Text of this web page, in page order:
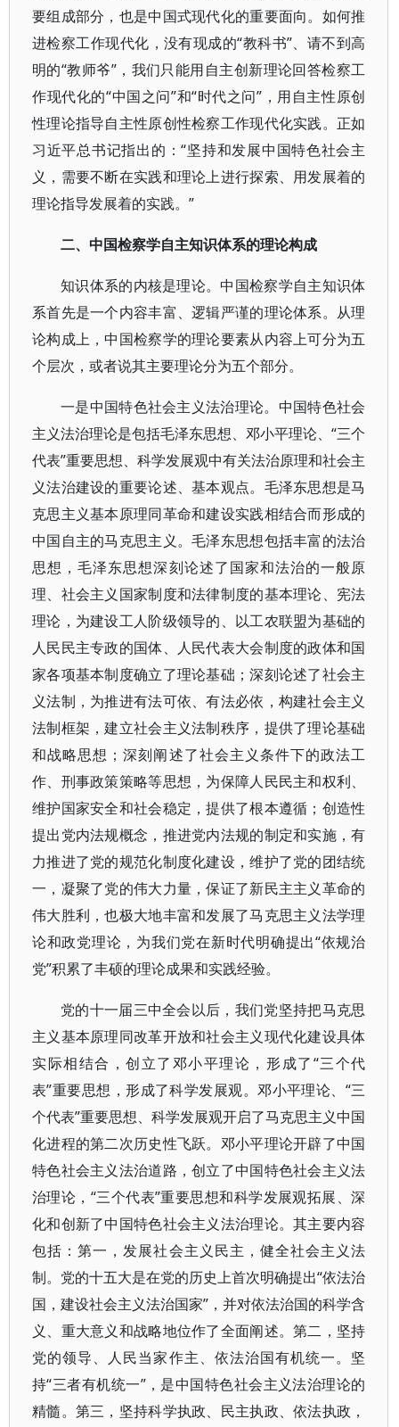
要组成部分，也是中国式现代化的重要面向。如何推
进检察工作现代化，没有现成的“教科书”、请不到高
明的“教师爷”，我们只能用自主创新理论回答检察工
作现代化的“中国之问”和“时代之问”，用自主性原创
性理论指导自主性原创性检察工作现代化实践。正如
习近平总书记指出的：“坚持和发展中国特色社会主
义，需要不断在实践和理论上进行探索、用发展着的
理论指导发展着的实践。”
二、中国检察学自主知识体系的理论构成
知识体系的内核是理论。中国检察学自主知识体
系首先是一个内容丰富、逻辑严谨的理论体系。从理
论构成上，中国检察学的理论要素从内容上可分为五
个层次，或者说其主要理论分为五个部分。
一是中国特色社会主义法治理论。中国特色社会
主义法治理论是包括毛泽东思想、邓小平理论、“三个
代表”重要思想、科学发展观中有关法治原理和社会主
义法治建设的重要论述、基本观点。毛泽东思想是马
克思主义基本原理同革命和建设实践相结合而形成的
中国自主的马克思主义。毛泽东思想包括丰富的法治
思想，毛泽东思想深刻论述了国家和法治的一般原
理、社会主义国家制度和法律制度的基本理论、宪法
理论，为建设工人阶级领导的、以工农联盟为基础的
人民民主专政的国体、人民代表大会制度的政体和国
家各项基本制度确立了理论基础；深刻论述了社会主
义法制，为推进有法可依、有法必依，构建社会主义
法制框架，建立社会主义法制秩序，提供了理论基础
和战略思想；深刻阐述了社会主义条件下的政法工
作、刑事政策策略等思想，为保障人民民主和权利、
维护国家安全和社会稳定，提供了根本遵循；创造性
提出党内法规概念，推进党内法规的制定和实施，有
力推进了党的规范化制度化建设，维护了党的团结统
一，凝聚了党的伟大力量，保证了新民主主义革命的
伟大胜利，也极大地丰富和发展了马克思主义法学理
论和政党理论，为我们党在新时代明确提出“依规治
党”积累了丰硕的理论成果和实践经验。
党的十一届三中全会以后，我们党坚持把马克思
主义基本原理同改革开放和社会主义现代化建设具体
实际相结合，创立了邓小平理论，形成了“三个代
表”重要思想，形成了科学发展观。邓小平理论、“三
个代表”重要思想、科学发展观开启了马克思主义中国
化进程的第二次历史性飞跃。邓小平理论开辟了中国
特色社会主义法治道路，创立了中国特色社会主义法
治理论，“三个代表”重要思想和科学发展观拓展、深
化和创新了中国特色社会主义法治理论。其主要内容
包括：第一，发展社会主义民主，健全社会主义法
制。党的十五大是在党的历史上首次明确提出“依法治
国，建设社会主义法治国家”，并对依法治国的科学含
义、重大意义和战略地位作了全面阐述。第二，坚持
党的领导、人民当家作主、依法治国有机统一。坚
持“三者有机统一”，是中国特色社会主义法治理论的
精髓。第三，坚持科学执政、民主执政、依法执政，